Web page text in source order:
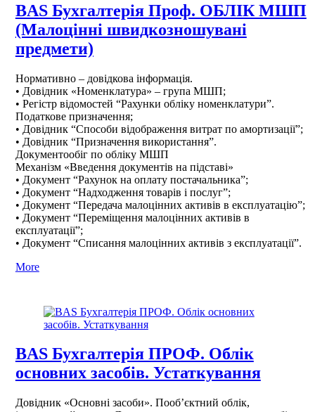
BAS Бухгалтерія Проф. ОБЛІК МШП
(Малоцінні швидкозношувані
предмети)
Нормативно – довідкова інформація.
• Довідник «Номенклатура» – група МШП;
• Регістр відомостей “Рахунки обліку номенклатури”.
Податкове призначення;
• Довідник “Способи відображення витрат по амортизації”;
• Довідник “Призначення використання”.
Документообіг по обліку МШП
Механізм «Введення документів на підставі»
• Документ “Рахунок на оплату постачальника”;
• Документ “Надходження товарів і послуг”;
• Документ “Передача малоцінних активів в експлуатацію”;
• Документ “Переміщення малоцінних активів в
експлуатації”;
• Документ “Списання малоцінних активів з експлуатації”.
More
BAS Бухгалтерія ПРОФ. Облік
основних засобів. Устаткування
Довідник «Основні засоби». Пооб’єктний облік,